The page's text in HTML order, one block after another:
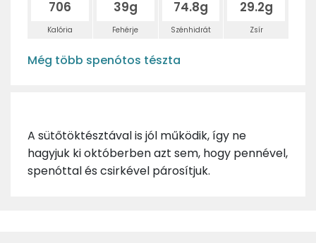
706
Kalória
39g
Fehérje
74.8g
Szénhidrát
29.2g
Zsír
Még több spenótos tészta
A sütőtöktésztával is jól működik, így ne
hagyjuk ki októberben azt sem, hogy pennével,
spenóttal és csirkével párosítjuk.